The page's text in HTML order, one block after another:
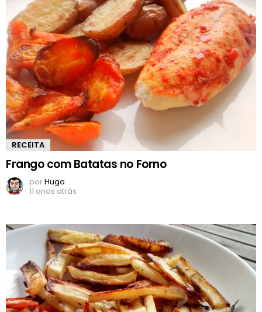
RECEITA
Frango com Batatas no Forno
porHugo
11 anos atrás